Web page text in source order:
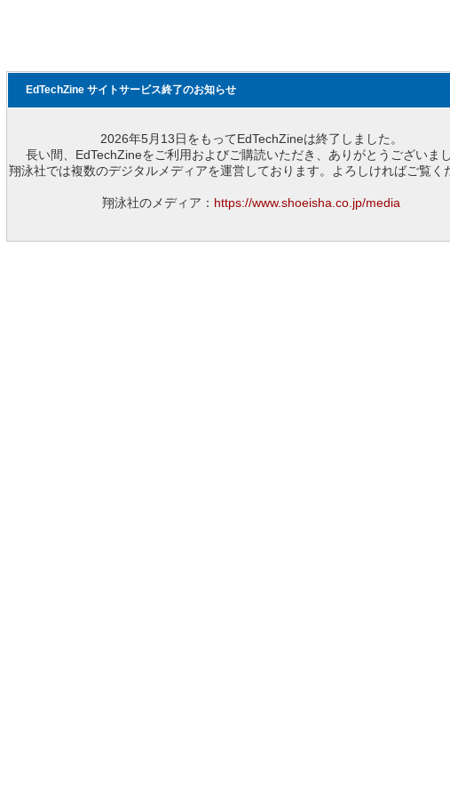
EdTechZine サイトサービス終了のお知らせ
2026年5月13日をもってEdTechZineは終了しました。
長い間、EdTechZineをご利用およびご購読いただき、ありがとうございまし
翔泳社では複数のデジタルメディアを運営しております。よろしければご覧く
翔泳社のメディア： https://www.shoeisha.co.jp/media